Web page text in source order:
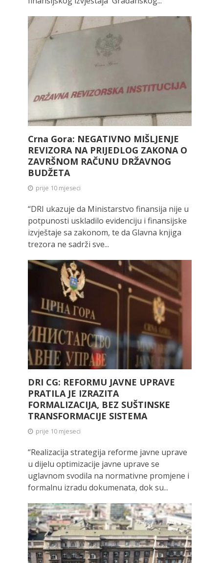
Crna Gora: NEGATIVNO MIŠLJENJE
REVIZORA NA PRIJEDLOG ZAKONA O
ZAVRŠNOM RAČUNU DRŽAVNOG
BUDŽETA
prije 10 mjeseci
“DRI ukazuje da Ministarstvo finansija nije u
potpunosti uskladilo evidenciju i finansijske
izvještaje sa zakonom, te da Glavna knjiga
trezora ne sadrži sve...
DRI CG: REFORMU JAVNE UPRAVE
PRATILA JE IZRAZITA
FORMALIZACIJA, BEZ SUŠTINSKE
TRANSFORMACIJE SISTEMA
prije 10 mjeseci
“Realizacija strategija reforme javne uprave
u dijelu optimizacije javne uprave se
uglavnom svodila na normativne promjene i
formalnu izradu dokumenata, dok su...